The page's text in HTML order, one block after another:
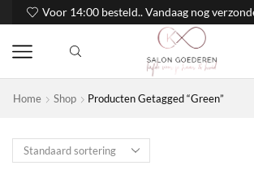
Voor 14:00 besteld.. Vandaag nog
Home Shop Producten Getagged “Green”